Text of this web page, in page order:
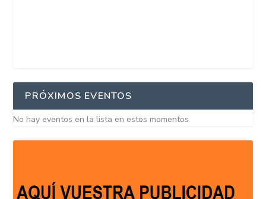
PRÓXIMOS EVENTOS
No hay eventos en la lista en estos momentos